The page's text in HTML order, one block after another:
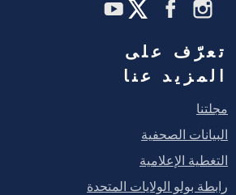
تعرّف على
المزيد عنا
مجلتنا
البيانات الصحفية
التغطية الإعلامية
رابطة بولو الولايات المتحدة